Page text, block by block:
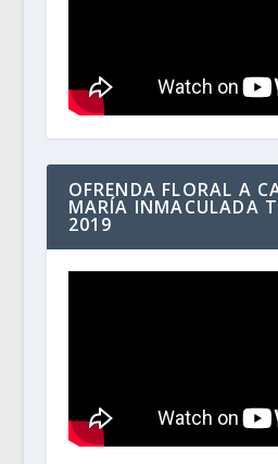
OFRENDA FLORAL A
MARÍA INMACULADA
2019